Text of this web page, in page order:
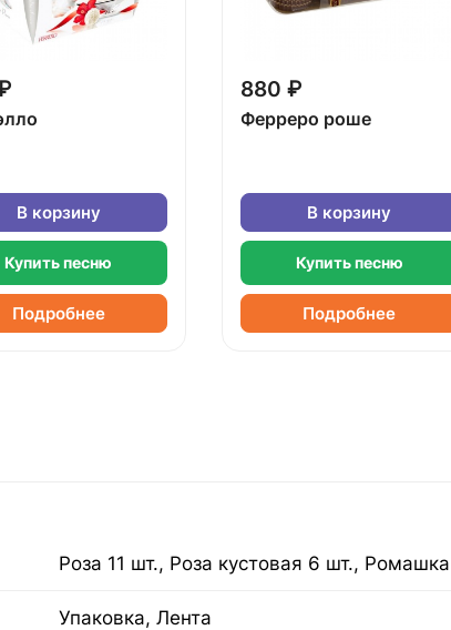
В корзину
Купить песню
Подробнее
880 ₽
Ферреро роше
В корзину
Купить песню
Подробнее
Роза 11 шт., Роза кустовая 6 шт.,
Упаковка, Лента